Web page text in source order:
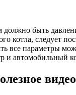
должно быть
котла, следует
все параметры
и автомобильный